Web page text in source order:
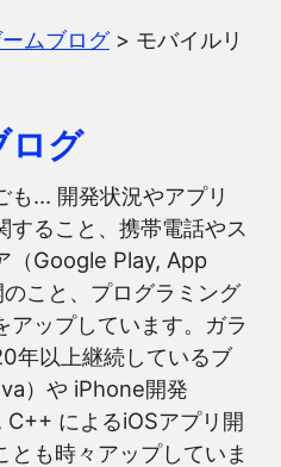
ムブログ> モバイルリ
ログ
も… 開発状況やアプリ
すること、携帯電話やス
（Google Play, App
こと、プログラミング
アップしています。ガラ
年以上継続しているブ
）や iPhone開発
によるiOSアプリ開
も時々アップしていま